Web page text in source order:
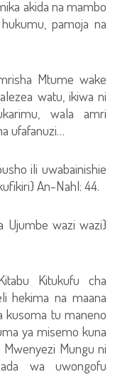
akida na mambo
pamoja na
Mtume wake
watu, ikiwa ni
wala amri
ufafanuzi…
ili uwabainishie
An-Nahl: 44.
Ujumbe wazi wazi}
Kitukufu cha
hekima na maana
kusoma tu maneno
ya misemo kuna
Mungu ni
wa uwongofu